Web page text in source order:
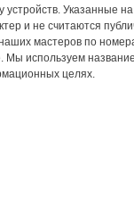
устройств. Указанные
и не считаются
мастеров по
используем
целях.